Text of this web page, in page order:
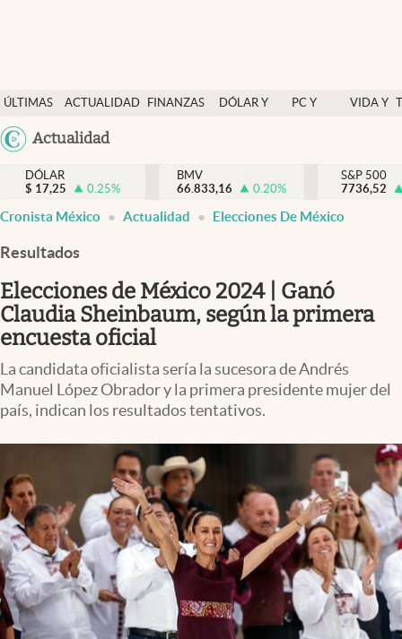
ÚLTIMAS
NOTICIAS
ACTUALIDAD
FINANZAS
DÓLAR Y
PC Y
VIDA Y
México
Actualidad
Actualidad
Finanzas y economía
Dólar y mercados
Pc y celular
Vida y estilo
Tv
Clima
Espiritualidad
Mediakit
abre en nueva pestaña
México
DÓLAR
$ 17,25 0.25%
BMV
66.833,16
0.20%
S&P 500
7736,52
Cronista México Actualidad Elecciones De México
Resultados
Elecciones de México 2024 | Ganó
Claudia Sheinbaum, según la primera
encuesta oficial
La candidata oficialista sería la sucesora de Andrés
Manuel López Obrador y la primera presidente mujer del
país, indican los resultados tentativos.